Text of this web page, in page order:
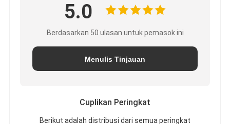
5.0
Berdasarkan 50 ulasan untuk pemasok ini
Menulis Tinjauan
Cuplikan Peringkat
Berikut adalah distribusi dari semua peringkat